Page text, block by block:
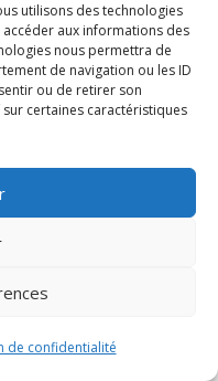
utilisons des technologies
aux informations des
nous permettra de
de navigation ou les ID
ou de retirer son
certaines caractéristiques
de confidentialité